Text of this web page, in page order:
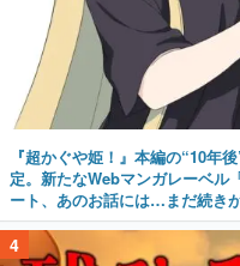
『超かぐや姫！』本編の“10年
定。新たなWebマンガレーベル
ート、あのお話には…まだ続き
4